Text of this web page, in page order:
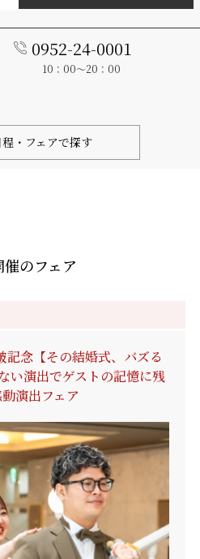
0952-24-0001
10：00～20：00
・フェアで探す
催のフェア
念【その結婚式、バズる
い演出でゲストの記憶に残
演出フェア